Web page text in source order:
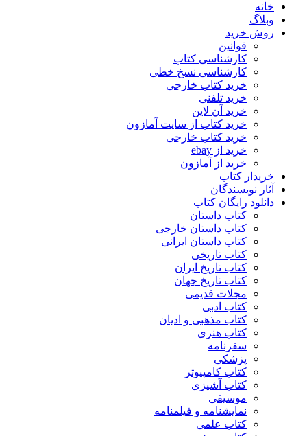
خانه
وبلاگ
روش خرید
قوانین
کارشناسی کتاب
کارشناسی نسخ خطی
خرید کتاب خارجی
خرید تلفنی
خرید آن لاین
خرید کتاب از سایت آمازون
خرید کتاب خارجی
خرید از ebay
خرید از آمازون
خریدار کتاب
آثار نویسندگان
دانلود رایگان کتاب
کتاب داستان
کتاب داستان خارجی
کتاب داستان ایرانی
کتاب تاریخی
کتاب تاریخ ایران
کتاب تاریخ جهان
مجلات قدیمی
کتاب ادبی
کتاب مذهبی و ادیان
کتاب هنری
سفرنامه
پزشکی
کتاب کامپیوتر
کتاب آشپزی
موسیقی
نمایشنامه و فیلمنامه
کتاب علمی